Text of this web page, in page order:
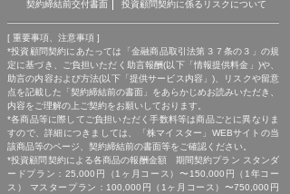
契約締結前交付書面
投資顧問契約に係るリスクについて
[ 重要事項、注意事項 ]
*投資顧問契約にあたっては「金融商品取引法第３７条の３」の規
定に基づき、ご負担いただく助言報酬(以下「情報提供料金」)や、
助言の内容および方法(以下「提供サービス内容」)、リスクや留意
点を記載した「契約締結前の書面」をあらかじめお読みいただき、
内容をご理解の上ご契約をお願いしております。
*各商品等に際してご負担いただく手数料等は商品ごとに異なりま
すので、詳細につきましては、「株マイスター」WEBサイトの当
該商品等のページ、契約締結前の書面等をご確認ください。
*投資顧問契約による各商品の報酬金額 期間契約プラン スタンダ
ードプラン：25,000円（1ヶ月コース）〜150,000円（1年コー
ス） マスタープラン：100,000円（1ヶ月コース）〜750,000円